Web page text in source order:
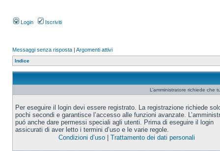
Login Iscriviti
Messaggi senza risposta | Argomenti attivi
Indice
L’amministratore richiede che
Per eseguire il login devi essere registrato. La registrazione richiede
pochi secondi e garantisce l’accesso alle funzioni avanzate.
puó anche dare permessi speciali agli utenti. Prima di eseguire il login
assicurati di aver letto i termini d’uso e le varie regole.
Condizioni d’uso| Trattamento dei dati personali